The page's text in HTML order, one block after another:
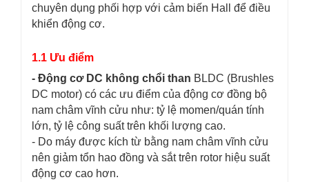
chuyên dụng phối hợp với cảm biến Hall để điều
khiển động cơ.
1.1 Ưu điểm
- Động cơ DC không chổi than BLDC (Brushles
DC motor) có các ưu điểm của động cơ đồng bộ
nam châm vĩnh cửu như: tỷ lệ momen/quán tính
lớn, tỷ lệ công suất trên khối lượng cao.
- Do máy được kích từ bằng nam châm vĩnh cửu
nên giảm tổn hao đồng và sắt trên rotor hiệu suất
động cơ cao hơn.